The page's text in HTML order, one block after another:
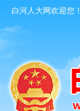
白河人大网欢迎您！